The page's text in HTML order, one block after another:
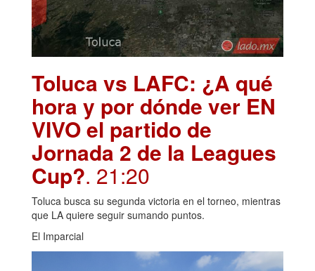
Toluca vs LAFC: ¿A qué
hora y por dónde ver EN
VIVO el partido de
Jornada 2 de la Leagues
Cup?. 21:20
Toluca busca su segunda victoria en el torneo, mientras
que LA quiere seguir sumando puntos.
El Imparcial